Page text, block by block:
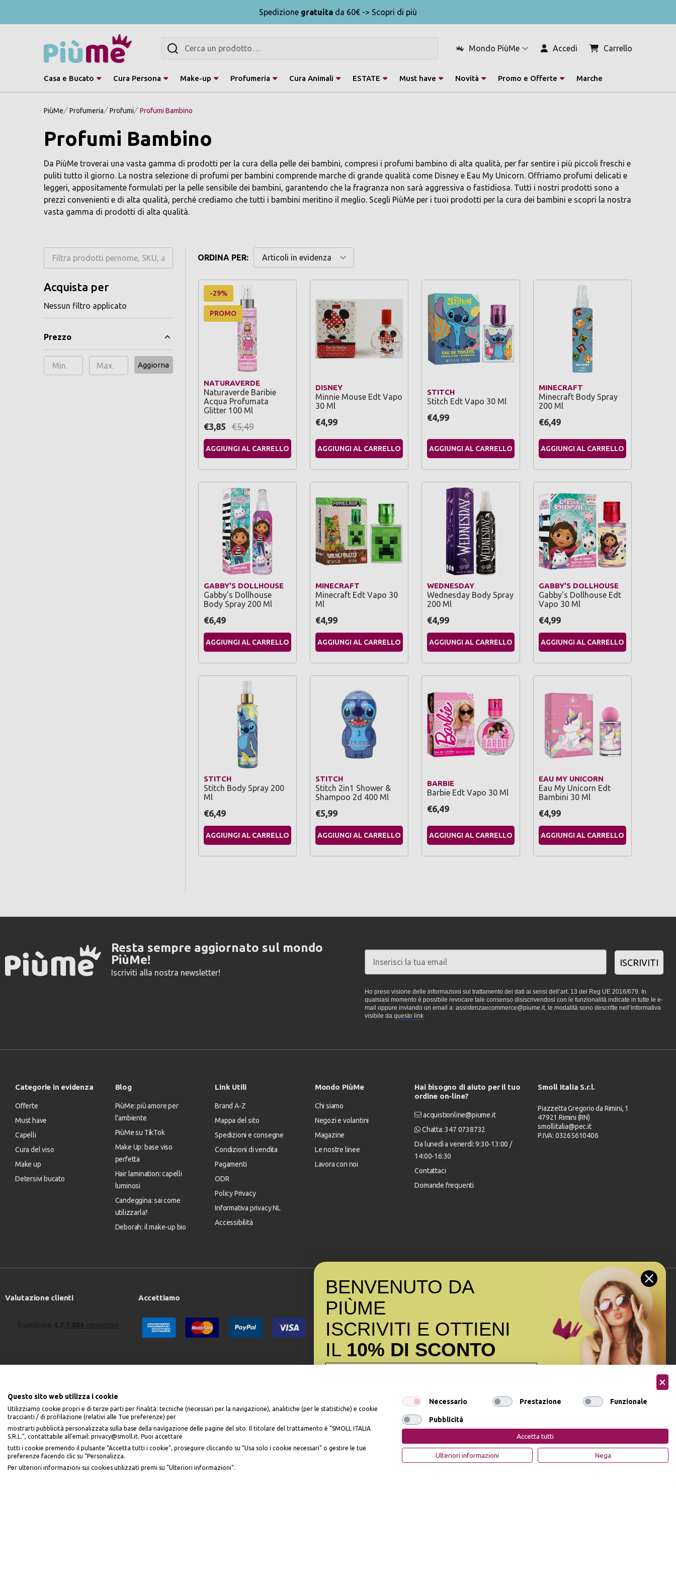
Spedizione gratuita da 60€ -> Scopri di più
Mondo PiùMe Accedi Carrello
Cerca
Casa e Bucato Cura Persona Make-up Profumeria Cura Animali ESTATE Must have Novità Promo e Offerte Marche
PiùMe Profumeria Profumi Profumi Bambino
Profumi Bambino
Da PiùMe troverai una vasta gamma di prodotti per la cura della pelle dei bambini, compresi i profumi bambino di alta qualità, per far sentire i più piccoli freschi e
puliti tutto il giorno. La nostra selezione di profumi per bambini comprende marche di grande qualità come Disney e Eau My Unicorn. Offriamo profumi delicati e
leggeri, appositamente formulati per la pelle sensibile dei bambini, garantendo che la fragranza non sarà aggressiva o fastidiosa. Tutti i nostri prodotti sono a
prezzi convenienti e di alta qualità, perché crediamo che tutti i bambini meritino il meglio. Scegli PiùMe per i tuoi prodotti per la cura dei bambini e scopri la nostra
vasta gamma di prodotti di alta qualità.
Acquista per
Nessun filtro applicato
Prezzo
Aggiorna
ORDINA PER:
-29%
PROMO
NATURAVERDE
Naturaverde Baribie
Acqua Profumata
Glitter 100 Ml
€3,85 €5,49
AGGIUNGI AL CARRELLO
DISNEY
Minnie Mouse Edt Vapo
30 Ml
€4,99
AGGIUNGI AL CARRELLO
STITCH
Stitch Edt Vapo 30 Ml
€4,99
AGGIUNGI AL CARRELLO
MINECRAFT
Minecraft Body Spray
200 Ml
€6,49
AGGIUNGI AL CARRELLO
GABBY'S DOLLHOUSE
Gabby's Dollhouse
Body Spray 200 Ml
€6,49
AGGIUNGI AL CARRELLO
MINECRAFT
Minecraft Edt Vapo 30
Ml
€4,99
AGGIUNGI AL CARRELLO
WEDNESDAY
Wednesday Body Spray
200 Ml
€4,99
AGGIUNGI AL CARRELLO
GABBY'S DOLLHOUSE
Gabby's Dollhouse Edt
Vapo 30 Ml
€4,99
AGGIUNGI AL CARRELLO
STITCH
Stitch Body Spray 200
Ml
€6,49
AGGIUNGI AL CARRELLO
STITCH
Stitch 2in1 Shower &
Shampoo 2d 400 Ml
€5,99
AGGIUNGI AL CARRELLO
BARBIE
Barbie Edt Vapo 30 Ml
€6,49
AGGIUNGI AL CARRELLO
EAU MY UNICORN
Eau My Unicorn Edt
Bambini 30 Ml
€4,99
AGGIUNGI AL CARRELLO
Resta sempre aggiornato sul mondo
PiùMe!
Iscriviti alla nostra newsletter!
ISCRIVITI
Ho preso visione delle informazioni sul trattamento dei dati ai sensi dell’art. 13 del Reg UE 2016/679. In
qualsiasi momento è possibile revocare tale consenso disiscrivendosi con le funzionalità indicate in tutte le e-
mail oppure inviando un email a: assistenzaecommerce@piume.it, le modalità sono descritte nell’informativa
visibile da questo link
Categorie in evidenza
Offerte
Must have
Capelli
Cura del viso
Make up
Detersivi bucato
Blog
PiùMe: più amore per
l'ambiente
PiùMe su TikTok
Make Up: base viso
perfetta
Hair lamination: capelli
luminosi
Candeggina: sai come
utilizzarla?
Deborah: il make-up bio
Link Utili
Brand A-Z
Mappa del sito
Spedizioni e consegne
Condizioni di vendita
Pagamenti
ODR
Policy Privacy
Informativa privacy NL
Accessibilità
Mondo PiùMe
Chi siamo
Negozi e volantini
Magazine
Le nostre linee
Lavora con noi
Hai bisogno di aiuto per il tuo
ordine on-line?
acquistionline@piume.it
Chatta: 347 0738732
Da lunedì a venerdì: 9:30-13:00 /
14:00-16:30
Contattaci
Domande frequenti
Smoll Italia S.r.l.
Piazzetta Gregorio da Rimini, 1
47921 Rimini (RN)
smollitalia@pec.it
P.IVA: 03265610406
Valutazione clienti Accettiamo Seguici sui social
PiùMe è un marchio di PiùMe s.r.l. con sede legale in via Aurelio Lampredi, n. 81 - 57121 Livorno (LI) - P.IVA 01952440491 - piumesrl@legalmail.it Privacy Policy Cookie Policy
Questo sito web utilizza i cookie
Utilizziamo cookie propri e di terze parti per finalità: tecniche (necessari per la navigazione), analitiche (per le statistiche) e cookie
traccianti / di profilazione (relativi alle Tue preferenze) per
mostrarti pubblicità personalizzata sulla base della navigazione delle pagine del sito. Il titolare del trattamento è “SMOLL ITALIA
S.R.L.”, contattabile all'email: privacy@smoll.it. Puoi accettare
tutti i cookie premendo il pulsante “Accetta tutti i cookie”, proseguire cliccando su “Usa solo i cookie necessari" o gestire le tue
preferenze facendo clic su “Personalizza.
Per ulteriori informazioni sui cookies utilizzati premi su "Ulteriori informazioni".
Necessario Prestazione Funzionale
Pubblicità
Accetta tutti
Ulteriori informazioni Nega
BENVENUTO DA
PIÙME
ISCRIVITI E OTTIENI
IL 10% DI SCONTO
Iscrivendomi dichiaro di aver preso visione dell'Informativa sulla privacy
ai sensi
dell’art. 13 del Reg UE 2016/679 e presto il mio consenso a ricevere email
promozionali. In qualsiasi momento è possibile revocare il consenso
OTTIENI IL 10% DI SCONTO